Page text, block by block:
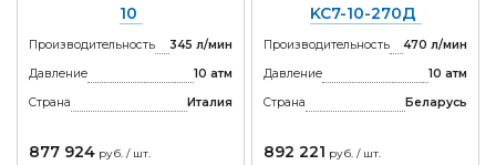
10
Производительность
345 л/мин
Давление
10 атм
Страна
Италия
877 924 руб. / шт.
KC7-10-270Д
Производительность
470 л/мин
Давление
10 атм
Страна
Беларусь
892 221 руб. / шт.